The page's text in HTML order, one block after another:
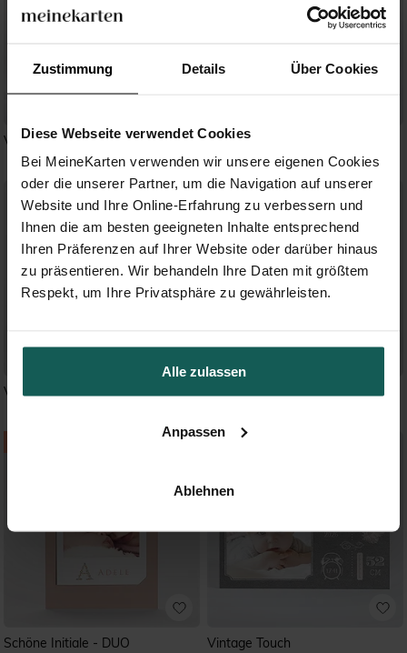
Zustimmung Details Über Cookies
Diese Webseite verwendet Cookies
Bei MeineKarten verwenden wir unsere eigenen Cookies
oder die unserer Partner, um die Navigation auf unserer
Website und Ihre Online-Erfahrung zu verbessern und
Ihnen die am besten geeigneten Inhalte entsprechend
Ihren Präferenzen auf Ihrer Website oder darüber hinaus
zu präsentieren. Wir behandeln Ihre Daten mit größtem
Respekt, um Ihre Privatsphäre zu gewährleisten.
Alle zulassen
Anpassen
Ablehnen
Vintageblumen Wir präsentieren stolz
Vogelgesang - Fotostreifen Verspielt
Schöne Initiale - DUO Vintage Touch